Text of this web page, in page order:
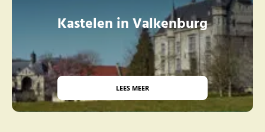
Kastelen in Valkenburg
LEES MEER